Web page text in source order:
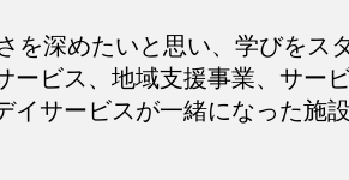
深めたいと思い、学びをス
ビス、地域支援事業、サー
サービスが一緒になった施